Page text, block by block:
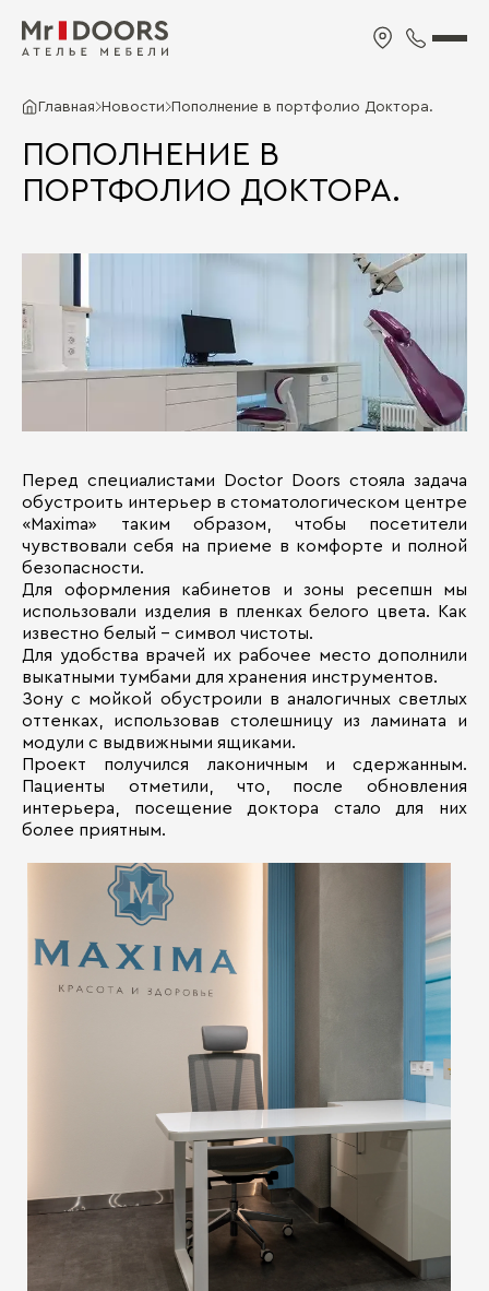
Главная Новости Пополнение в портфолио Доктора.
ПОПОЛНЕНИЕ В
ПОРТФОЛИО ДОКТОРА.
Перед специалистами Doctor Doors стояла задача
обустроить интерьер в стоматологическом центре
«Maxima» таким образом, чтобы посетители
чувствовали себя на приеме в комфорте и полной
безопасности.
Для оформления кабинетов и зоны ресепшн мы
использовали изделия в пленках белого цвета. Как
известно белый – символ чистоты.
Для удобства врачей их рабочее место дополнили
выкатными тумбами для хранения инструментов.
Зону с мойкой обустроили в аналогичных светлых
оттенках, использовав столешницу из ламината и
модули с выдвижными ящиками.
Проект получился лаконичным и сдержанным.
Пациенты отметили, что, после обновления
интерьера, посещение доктора стало для них
более приятным.